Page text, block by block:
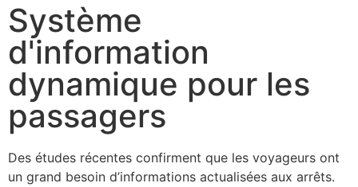
Système
d'information
dynamique pour les
passagers
Des études récentes confirment que les voyageurs ont
un grand besoin d’informations actualisées aux arrêts.